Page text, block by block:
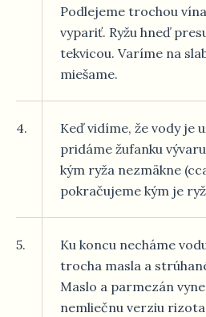
Podlejeme trochou
vypariť. Ryžu hneď
tekvicou. Varíme na
miešame.
4.
Keď vidíme, že vody je
pridáme žufanku
kým ryža nezmäkne
pokračujeme kým je
5.
Ku koncu necháme
trocha masla a
Maslo a parmezán
nemliečnu verziu